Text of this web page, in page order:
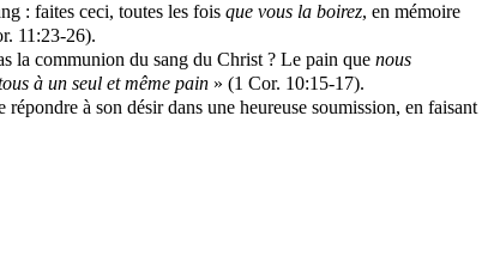
: faites ceci, toutes les fois que vous la boirez, en mémoire
11:23-26).
la communion du sang du Christ ? Le pain que nous
à un seul et même pain » (1 Cor. 10:15-17).
à son désir dans une heureuse soumission, en faisant